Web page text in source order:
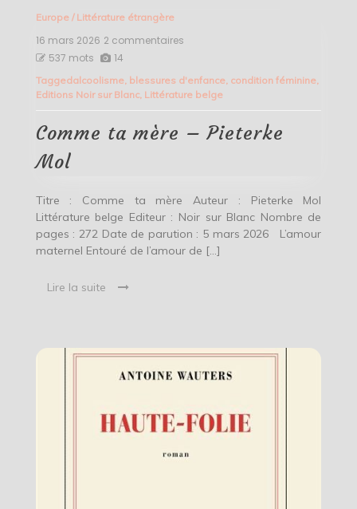
Europe/ Littérature étrangère
16 mars 2026 2 commentaires
mère
–
537 mots 14
Taggedalcoolisme, blessures d'enfance, condition féminine,
Editions Noir sur Blanc, Littérature belge
Comme ta mère – Pieterke
Mol
Titre : Comme ta mère Auteur : Pieterke Mol
Littérature belge Editeur : Noir sur Blanc Nombre de
pages : 272 Date de parution : 5 mars 2026 L’amour
maternel Entouré de l’amour de […]
Lire la suite